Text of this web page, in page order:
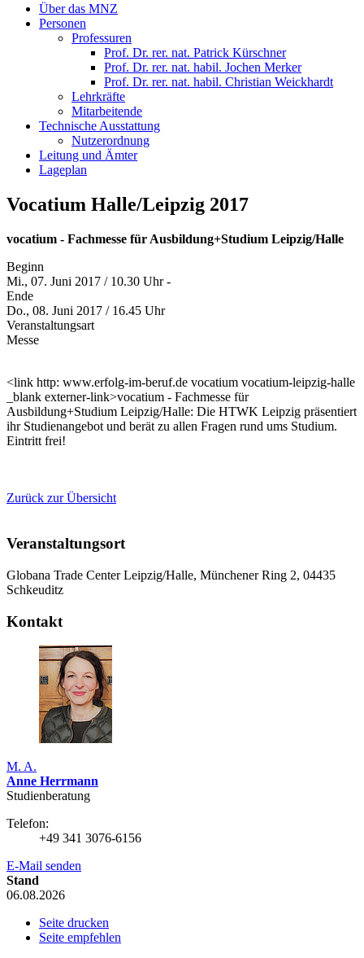
Über das MNZ
Personen
Professuren
Prof. Dr. rer. nat. Patrick Kürschner
Prof. Dr. rer. nat. habil. Jochen Merker
Prof. Dr. rer. nat. habil. Christian Weickhardt
Lehrkräfte
Mitarbeitende
Technische Ausstattung
Nutzerordnung
Leitung und Ämter
Lageplan
Vocatium Halle/Leipzig 2017
vocatium - Fachmesse für Ausbildung+Studium Leipzig/Halle
Beginn
Mi., 07. Juni 2017 / 10.30 Uhr -
Ende
Do., 08. Juni 2017 / 16.45 Uhr
Veranstaltungsart
Messe
<link http: www.erfolg-im-beruf.de vocatium vocatium-leipzig-halle
_blank externer-link>vocatium - Fachmesse für
Ausbildung+Studium Leipzig/Halle: Die HTWK Leipzig präsentiert
ihr Studienangebot und berät zu allen Fragen rund ums Studium.
Eintritt frei!
Zurück zur Übersicht
Veranstaltungsort
Globana Trade Center Leipzig/Halle, Münchener Ring 2, 04435
Schkeuditz
Kontakt
M. A.
Anne Herrmann
Studienberatung
Telefon:
+49 341 3076-6156
E-Mail senden
Stand
06.08.2026
Seite drucken
Seite empfehlen